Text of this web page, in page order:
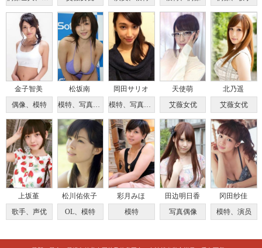
金子智美
偶像、模特
松坂南
模特、写真女优、演员
岡田サリオ
模特、写真偶像
天使萌
艾薇女优
北乃遥
艾薇女优
上坂堇
歌手、声优
松川佑依子
OL、模特
彩月みほ
模特
田边明日香
写真偶像
冈田纱佳
模特、演员